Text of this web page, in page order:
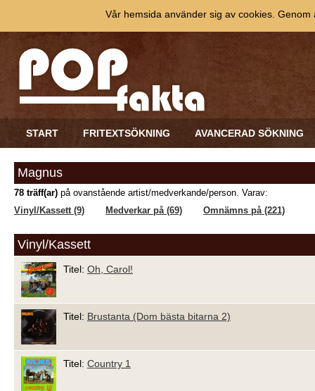
START FRITEXTSÖKNING AVANCERAD SÖKNING
Magnus
78 träff(ar) på ovanstående artist/medverkande/person. Varav:
Vinyl/Kassett (9)
Medverkar på (69) Omnämns på (221)
Vinyl/Kassett
Titel: Oh, Carol!
Titel: Brustanta (Dom bästa bitarna 2)
Titel: Country 1
Vår hemsida använder sig av cookies.